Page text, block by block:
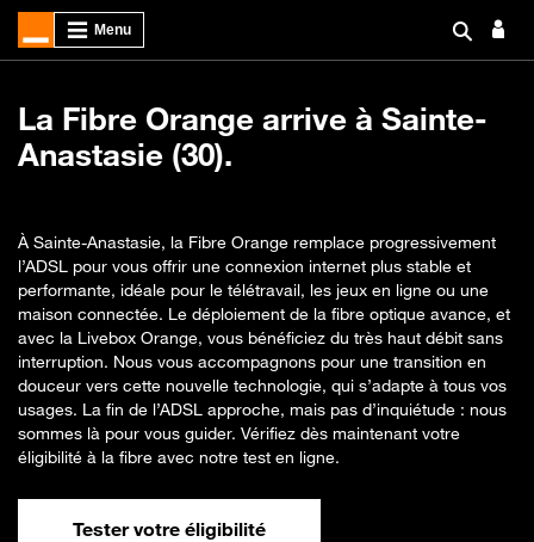
La Fibre Orange arrive à Sainte-
Anastasie (30).
À Sainte-Anastasie, la Fibre Orange remplace progressivement
l’ADSL pour vous offrir une connexion internet plus stable et
performante, idéale pour le télétravail, les jeux en ligne ou une
maison connectée. Le déploiement de la fibre optique avance, et
avec la Livebox Orange, vous bénéficiez du très haut débit sans
interruption. Nous vous accompagnons pour une transition en
douceur vers cette nouvelle technologie, qui s’adapte à tous vos
usages. La fin de l’ADSL approche, mais pas d’inquiétude : nous
sommes là pour vous guider. Vérifiez dès maintenant votre
éligibilité à la fibre avec notre test en ligne.
Tester votre éligibilité